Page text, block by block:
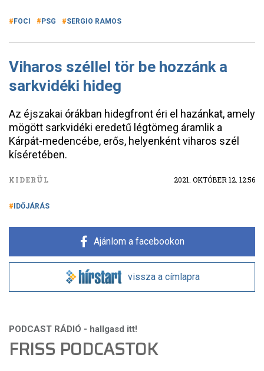
FOCI PSG SERGIO RAMOS
Viharos széllel tör be hozzánk a
sarkvidéki hideg
Az éjszakai órákban hidegfront éri el hazánkat, amely
mögött sarkvidéki eredetű légtömeg áramlik a
Kárpát-medencébe, erős, helyenként viharos szél
kíséretében.
KIDERÜL 2021. OKTÓBER 12. 12:56
IDŐJÁRÁS
Ajánlom a facebookon
vissza a címlapra
FRISS PODCASTOK